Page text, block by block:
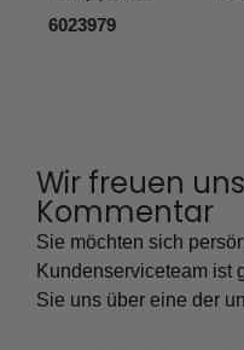
6023979
Wir freuen
Kommentar
Sie möchten sich
Kundenserviceteam ist
Sie uns über eine der